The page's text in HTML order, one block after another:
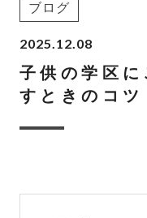
ブログ
2025.12.08
子供の学区
すときのコツ